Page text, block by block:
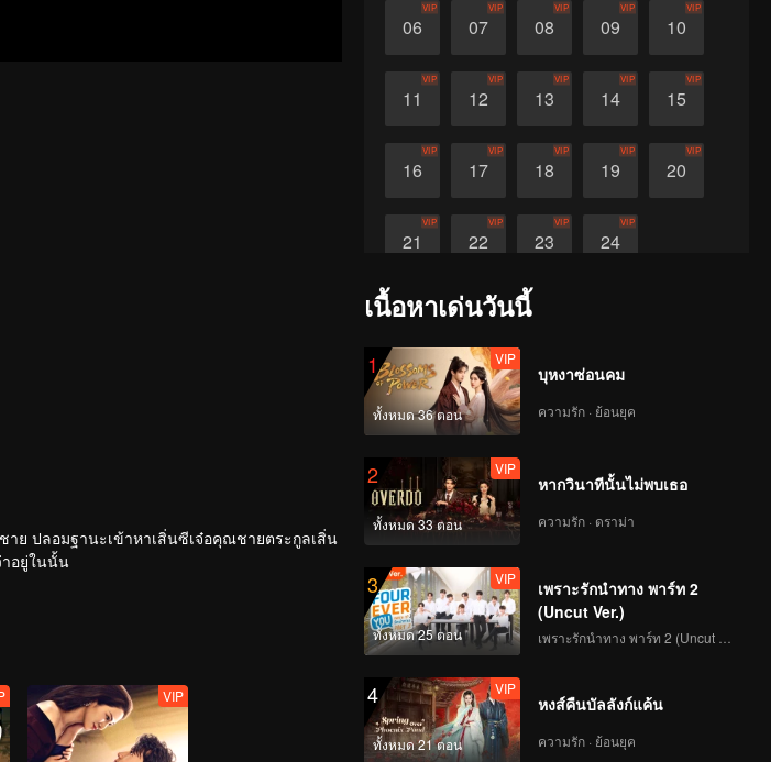
06
VIP
07
VIP
08
VIP
09
VIP
10
VIP
11
VIP
12
VIP
13
VIP
14
VIP
15
VIP
16
VIP
17
VIP
18
VIP
19
VIP
20
VIP
21
VIP
22
VIP
23
VIP
24
VIP
าย ปลอมฐานะเข้าหาเสิ่นซีเจ๋อคุณชายตระกูลเสิ่น
อยู่ในนั้น
VIP
เนื้อหาเด่นวันนี้
1
ทั้งหมด 36 ตอน
VIP
บุหงาซ่อนคม
ความรัก · ย้อนยุค
2
ทั้งหมด 33 ตอน
VIP
หากวินาทีนั้นไม่พบเธอ
ความรัก · ดราม่า
3
ทั้งหมด 25 ตอน
VIP
เพราะรักนำทาง พาร์ท 2
(Uncut Ver.)
4
ทั้งหมด 21 ตอน
VIP
หงส์คืนบัลลังก์แค้น
ความรัก · ย้อนยุค